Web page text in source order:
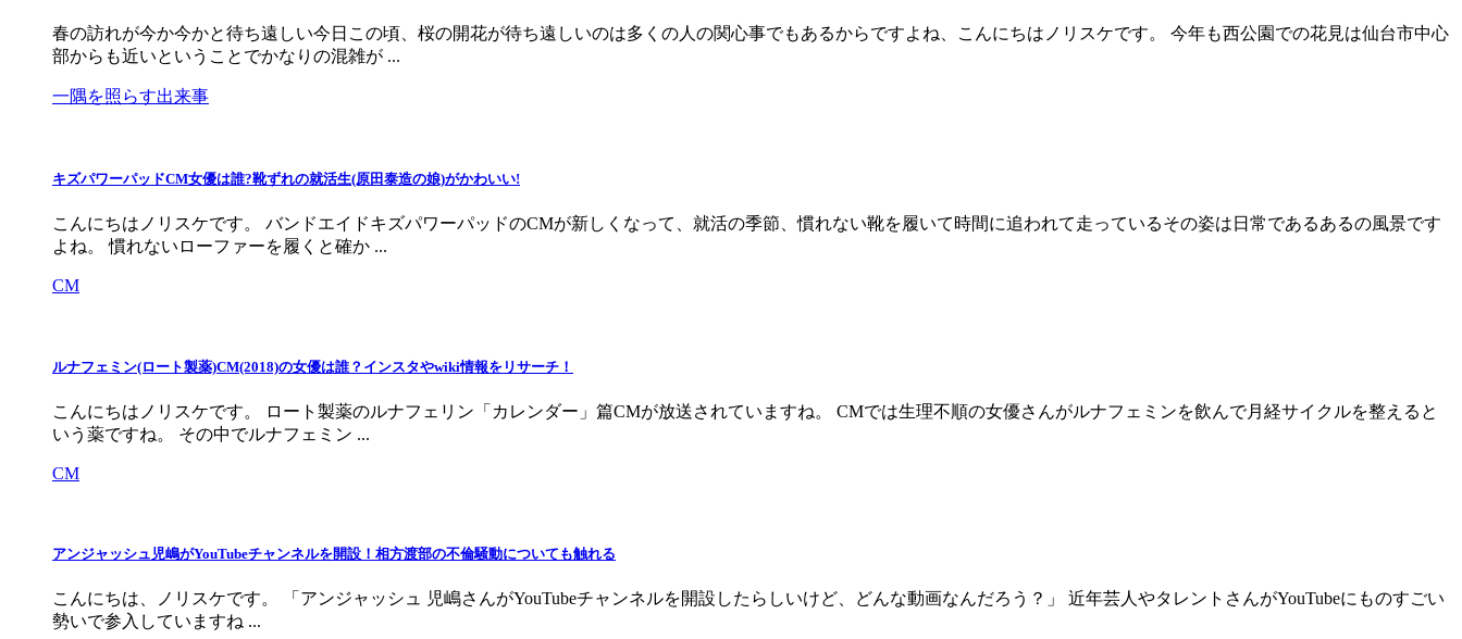
春の訪れが今か今かと待ち遠しい今日この頃、桜の開花が待ち遠しいのは多くの人の関心事でもあるからですよね、こんにちはノリスケです。 今年も西公園での花見は仙台市中心
部からも近いということでかなりの混雑が ...
一隅を照らす出来事
キズパワーパッドCM女優は誰?靴ずれの就活生(原田泰造の娘)がかわいい!
こんにちはノリスケです。 バンドエイドキズパワーパッドのCMが新しくなって、就活の季節、慣れない靴を履いて時間に追われて走っているその姿は日常であるあるの風景です
よね。 慣れないローファーを履くと確か ...
CM
ルナフェミン(ロート製薬)CM(2018)の女優は誰？インスタやwiki情報をリサーチ！
こんにちはノリスケです。 ロート製薬のルナフェリン「カレンダー」篇CMが放送されていますね。 CMでは生理不順の女優さんがルナフェミンを飲んで月経サイクルを整えると
いう薬ですね。 その中でルナフェミン ...
CM
アンジャッシュ児嶋がYouTubeチャンネルを開設！相方渡部の不倫騒動についても触れる
こんにちは、ノリスケです。 「アンジャッシュ 児嶋さんがYouTubeチャンネルを開設したらしいけど、どんな動画なんだろう？」 近年芸人やタレントさんがYouTubeにものすごい
勢いで参入していますね ...